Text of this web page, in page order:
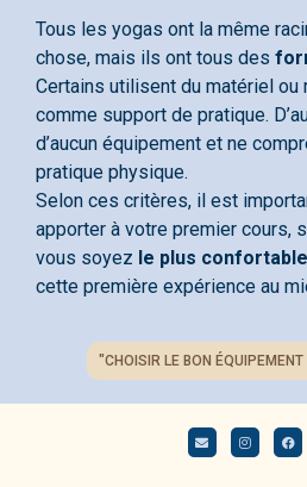
Tous les yogas ont la même
chose, mais ils ont tous des
Certains utilisent du matériel ou
comme support de pratique.
d’aucun équipement et ne
pratique physique.
Selon ces critères, il est
apporter à votre premier cours,
vous soyez le plus
cette première expérience au
"CHOISIR LE BON